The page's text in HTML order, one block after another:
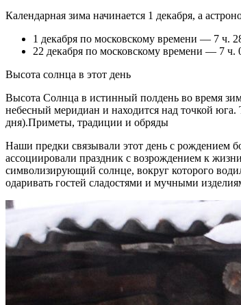
Календарная зима начинается 1 декабря, а
1 декабря по московскому времени — 7 ч.
22 декабря по московскому времени — 7 ч.
Высота солнца в этот день
Высота Солнца в истинный полдень во время
небесный меридиан и находится над точкой юга.
дня).Приметы, традиции и обряды
Наши предки связывали этот день с рождением
ассоциировали праздник с возрождением к
символизирующий солнце, вокруг которого
одаривать гостей сладостями и мучными